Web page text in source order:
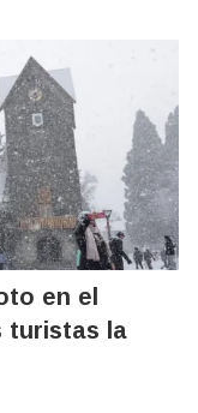
en el
turistas la